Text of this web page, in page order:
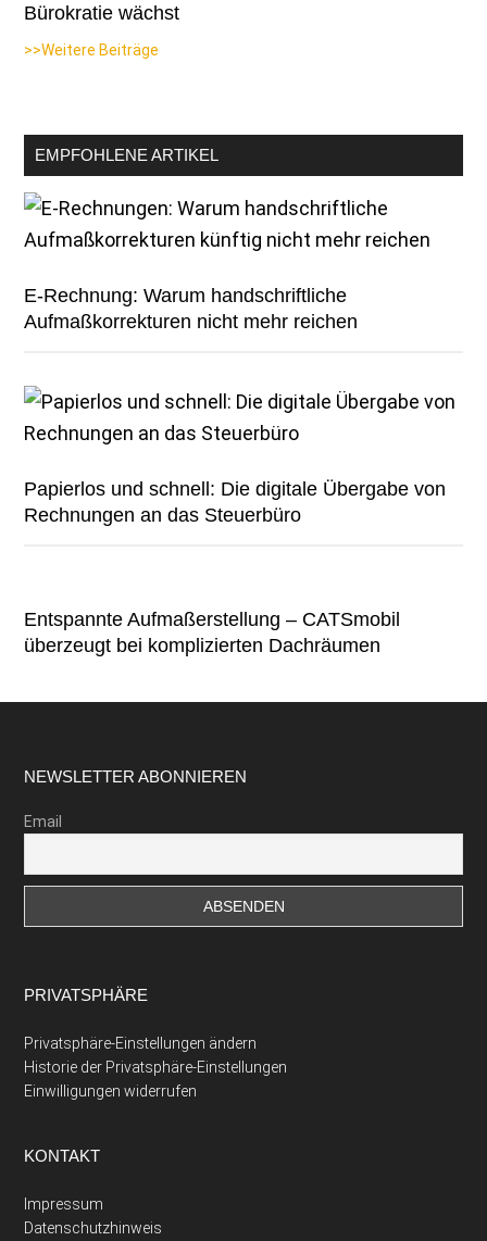
Bürokratie wächst
>>Weitere Beiträge
EMPFOHLENE ARTIKEL
E-Rechnung: Warum handschriftliche
Aufmaßkorrekturen nicht mehr reichen
Papierlos und schnell: Die digitale Übergabe von
Rechnungen an das Steuerbüro
Entspannte Aufmaßerstellung – CATSmobil
überzeugt bei komplizierten Dachräumen
Footer
NEWSLETTER ABONNIEREN
Email
PRIVATSPHÄRE
Privatsphäre-Einstellungen ändern
Historie der Privatsphäre-Einstellungen
Einwilligungen widerrufen
KONTAKT
Impressum
Datenschutzhinweis